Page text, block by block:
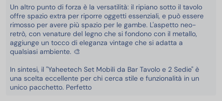
Un altro punto di forza è la versatilità: il ripiano sotto il tavolo
offre spazio extra per riporre oggetti essenziali, e può essere
rimosso per avere più spazio per le gambe. L'aspetto neo-
retrò, con venature del legno che si fondono con il metallo,
aggiunge un tocco di eleganza vintage che si adatta a
qualsiasi ambiente. 🎨
In sintesi, il "Yaheetech Set Mobili da Bar Tavolo e 2 Sedie" è
una scelta eccellente per chi cerca stile e funzionalità in un
unico pacchetto. Perfetto